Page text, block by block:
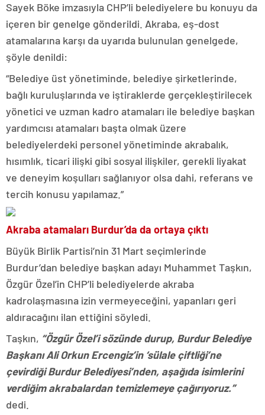
Sayek Böke imzasıyla CHP’li belediyelere bu konuyu da
içeren bir genelge gönderildi. Akraba, eş-dost
atamalarına karşı da uyarıda bulunulan genelgede,
şöyle denildi:
“Belediye üst yönetiminde, belediye şirketlerinde,
bağlı kuruluşlarında ve iştiraklerde gerçekleştirilecek
yönetici ve uzman kadro atamaları ile belediye başkan
yardımcısı atamaları başta olmak üzere
belediyelerdeki personel yönetiminde akrabalık,
hısımlık, ticari ilişki gibi sosyal ilişkiler, gerekli liyakat
ve deneyim koşulları sağlanıyor olsa dahi, referans ve
tercih konusu yapılamaz.”
Akraba atamaları Burdur’da da ortaya çıktı
Büyük Birlik Partisi’nin 31 Mart seçimlerinde
Burdur’dan belediye başkan adayı Muhammet Taşkın,
Özgür Özel’in CHP’li belediyelerde akraba
kadrolaşmasına izin vermeyeceğini, yapanları geri
aldıracağını ilan ettiğini söyledi.
Taşkın, “Özgür Özel’i sözünde durup, Burdur Belediye
Başkanı Ali Orkun Ercengiz’in ‘sülale çiftliği’ne
çevirdiği Burdur Belediyesi’nden, aşağıda isimlerini
verdiğim akrabalardan temizlemeye çağırıyoruz.”
dedi.